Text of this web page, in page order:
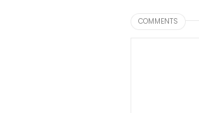
COMMENTS